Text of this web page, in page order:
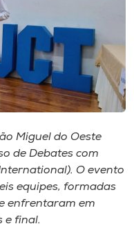
Miguel do Oeste
de Debates com
). O evento
equipes, formadas
enfrentaram em
e final.